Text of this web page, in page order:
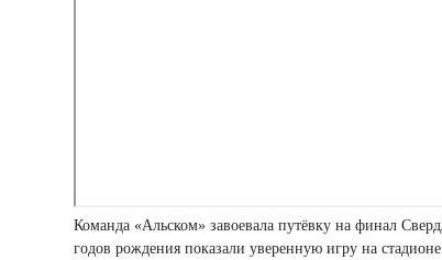
Команда «Альском» завоевала путёвку на финал
годов рождения показали уверенную игру на